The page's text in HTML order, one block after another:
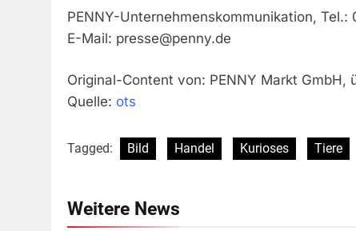
PENNY-Unternehmenskommunikation, Tel.:
E-Mail: presse@penny.de
Original-Content von: PENNY Markt
Quelle: ots
Tagged: Bild Handel Kurioses Tiere
Weitere News